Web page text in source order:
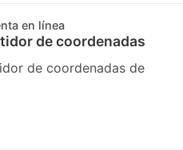
en línea
de coordenadas
de coordenadas de